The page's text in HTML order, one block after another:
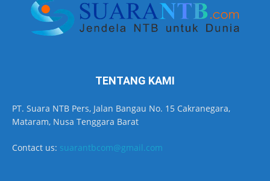
TENTANG KAMI
PT. Suara NTB Pers, Jalan Bangau No. 15 Cakranegara,
Mataram, Nusa Tenggara Barat
Contact us: suarantbcom@gmail.com